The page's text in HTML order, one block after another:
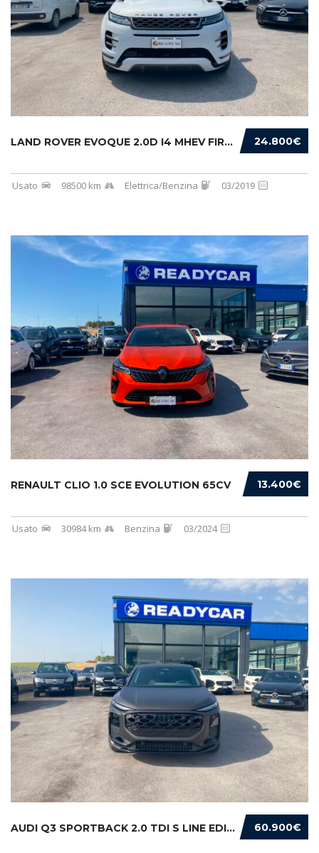
24.800€
LAND ROVER EVOQUE 2.0D I4 MHEV FIRST EDITION...
Usato 98500 km Elettrica/Benzina 03/2019
13.400€
RENAULT CLIO 1.0 SCE EVOLUTION 65CV
Usato 30984 km Benzina 03/2024
60.900€
AUDI Q3 SPORTBACK 2.0 TDI S LINE EDITION 150...